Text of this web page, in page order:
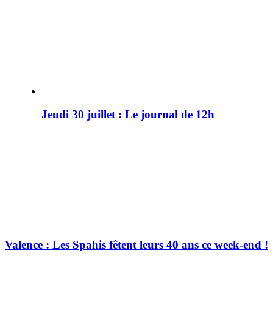
Jeudi 30 juillet : Le journal de 12h
Valence : Les Spahis fêtent leurs 40 ans ce week-end !